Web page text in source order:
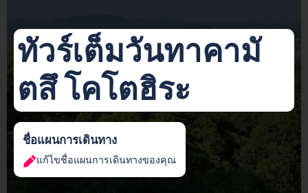
ทัวร์เต็มวันทาคามั
ตสึ โคโตฮิระ
ชื่อแผนการเดินทาง
แก้ไขชื่อแผนการเดินทางของคุณ